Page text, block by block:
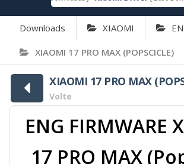
Downloads XIAOMI
XIAOMI 17 PRO MAX (POPSCICLE)
XIAOMI 17 PRO MAX
Volte
ENG FIRMWARE
17 PRO MAX